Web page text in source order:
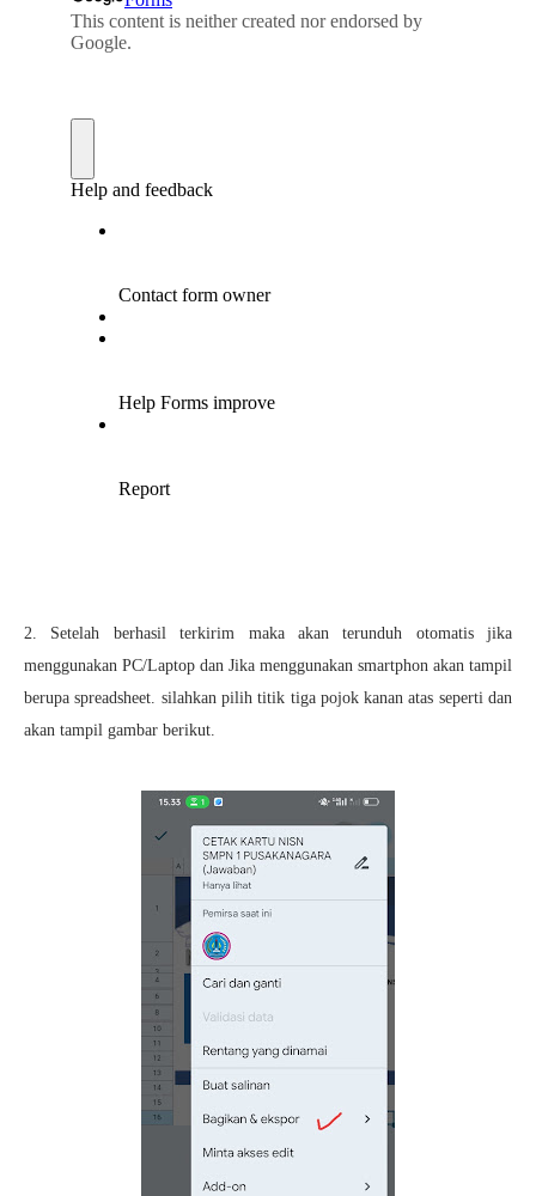
2. Setelah berhasil terkirim maka akan terunduh otomatis jika
menggunakan PC/Laptop dan Jika menggunakan smartphon akan tampil
berupa spreadsheet. silahkan pilih titik tiga pojok kanan atas seperti dan
akan tampil gambar berikut.